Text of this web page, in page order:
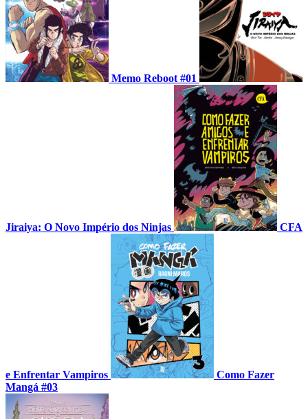
Memo Reboot #01
Jiraiya: O Novo Império dos Ninjas CFA
e Enfrentar Vampiros
Como Fazer
Mangá #03